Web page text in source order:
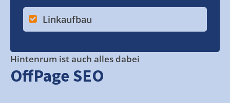
Linkaufbau
Hintenrum ist auch alles dabei
OffPage SEO